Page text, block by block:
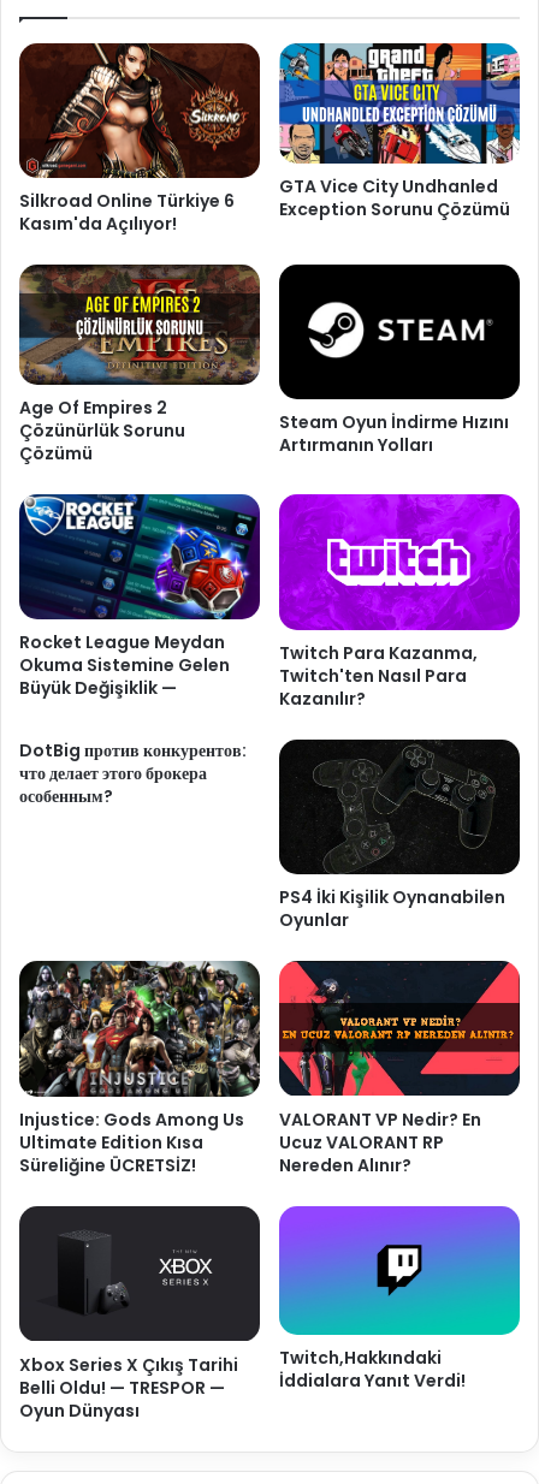
Silkroad Online Türkiye 6
Kasım'da Açılıyor!
GTA Vice City Undhanled
Exception Sorunu Çözümü
Age Of Empires 2
Çözünürlük Sorunu
Çözümü
Steam Oyun İndirme Hızını
Artırmanın Yolları
Rocket League Meydan
Okuma Sistemine Gelen
Büyük Değişiklik —
Twitch Para Kazanma,
Twitch'ten Nasıl Para
Kazanılır?
DotBig против конкурентов:
что делает этого брокера
особенным?
PS4 İki Kişilik Oynanabilen
Oyunlar
Injustice: Gods Among Us
Ultimate Edition Kısa
Süreliğine ÜCRETSİZ!
VALORANT VP Nedir? En
Ucuz VALORANT RP
Nereden Alınır?
Xbox Series X Çıkış Tarihi
Belli Oldu! — TRESPOR —
Oyun Dünyası
Twitch,Hakkındaki
İddialara Yanıt Verdi!